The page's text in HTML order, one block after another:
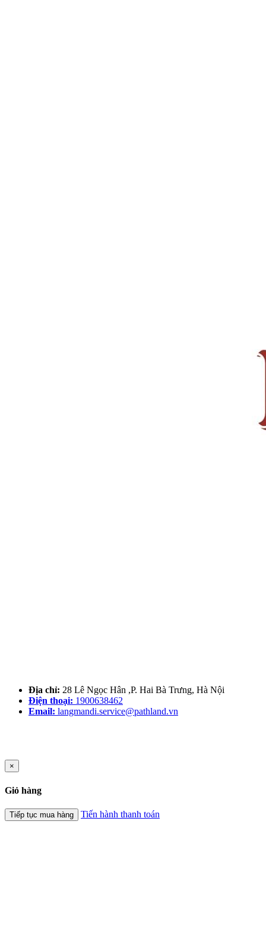
Địa chỉ: 28 Lê Ngọc Hân ,P. Hai Bà Trưng, Hà Nội
Điện thoại: 1900638462
Email: langmandi.service@pathland.vn
×
Giỏ hàng
Tiếp tục mua hàng Tiến hành thanh toán